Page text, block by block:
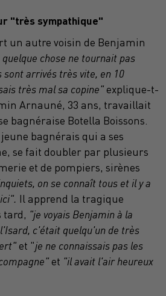
"très sympathique"
un autre voisin de Benjamin
chose ne tournait pas
sont arrivés très vite, en 10
très mal sa copine" explique-t-
Arnauné, 33 ans, travaillait
bagnéraise Botella Boissons.
bagnérais qui a ses
se fait doubler par plusieurs
et de pompiers, sirènes
on se connaît tous et il y a
Il apprend la tragique
tard, "je voyais Benjamin à la
c'était quelqu'un de très
et "je ne connaissais pas les
et "il avait l'air heureux